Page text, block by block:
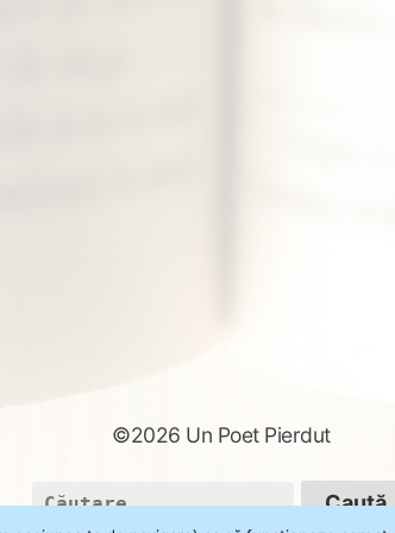
©2026 Un Poet Pierdut
Caută